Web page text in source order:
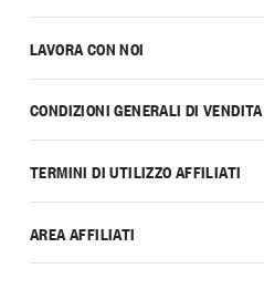
LAVORA CON NOI
CONDIZIONI GENERALI DI VENDITA
TERMINI DI UTILIZZO AFFILIATI
AREA AFFILIATI